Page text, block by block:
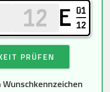
E 01
12
PRÜFEN